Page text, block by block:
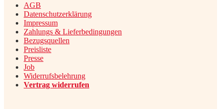
AGB
Datenschutzerklärung
Impressum
Zahlungs & Lieferbedingungen
Bezugsquellen
Preisliste
Presse
Job
Widerrufsbelehrung
Vertrag widerrufen